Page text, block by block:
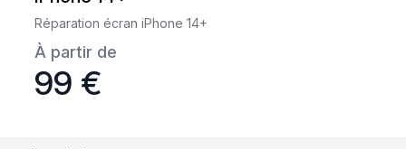
Réparation écran iPhone 14+
À partir de
99 €